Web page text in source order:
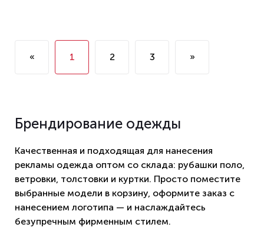
« 1 2 3 »
Брендирование одежды
Качественная и подходящая для нанесения
рекламы одежда оптом со склада: рубашки поло,
ветровки, толстовки и куртки. Просто поместите
выбранные модели в корзину, оформите заказ с
нанесением логотипа — и наслаждайтесь
безупречным фирменным стилем.